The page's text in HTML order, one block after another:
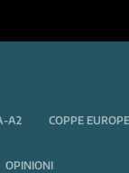
A2 COPPE
OPINIONI